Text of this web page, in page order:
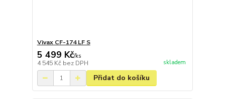
Vivax CF-174 LF S
5 499 Kč/ks
4 545 Kč bez DPH skladem
Přidat do košíku